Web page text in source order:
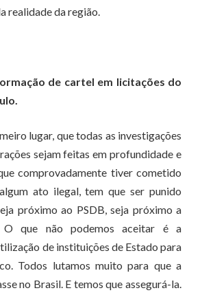
realidade da região.
de cartel em licitações do
lugar, que todas as investigações
sejam feitas em profundidade e
comprovadamente tiver cometido
ato ilegal, tem que ser punido
próximo ao PSDB, seja próximo a
O que não podemos aceitar é a
de instituições de Estado para
Todos lutamos muito para que a
no Brasil. E temos que assegurá-la.